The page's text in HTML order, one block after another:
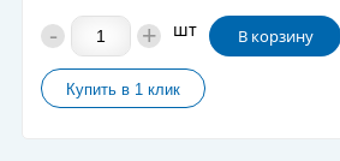
- + шт В корзину